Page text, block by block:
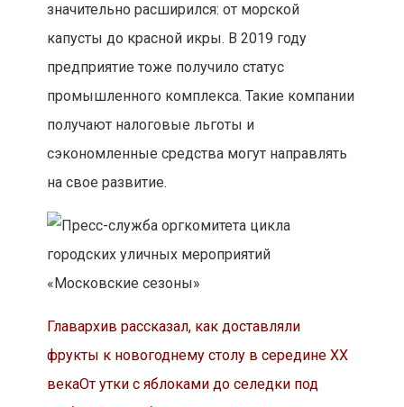
значительно расширился: от морской
капусты до красной икры. В 2019 году
предприятие тоже получило статус
промышленного комплекса. Такие компании
получают налоговые льготы и
сэкономленные средства могут направлять
на свое развитие.
Главархив рассказал, как доставляли
фрукты к новогоднему столу в середине XX
векаОт утки с яблоками до селедки под